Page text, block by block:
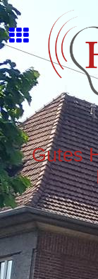
Gutes